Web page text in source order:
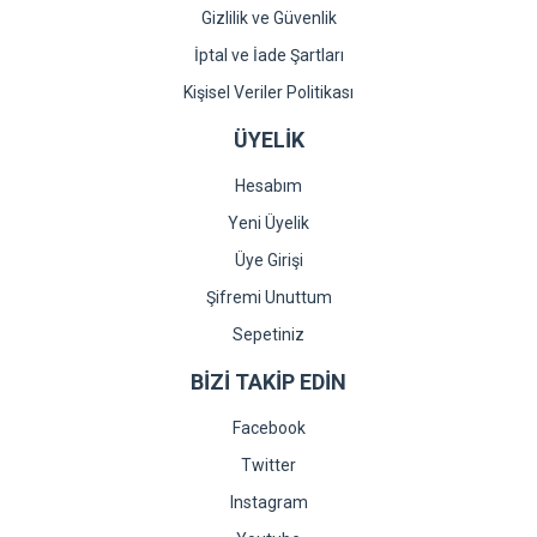
Gizlilik ve Güvenlik
İptal ve İade Şartları
Kişisel Veriler Politikası
ÜYELİK
Hesabım
Yeni Üyelik
Üye Girişi
Şifremi Unuttum
Sepetiniz
BİZİ TAKİP EDİN
Facebook
Twitter
Instagram